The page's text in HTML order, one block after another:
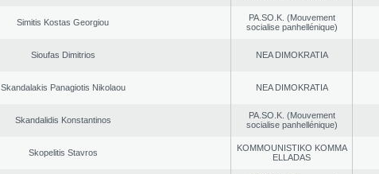
Simitis Kostas Georgiou
PA.SO.K. (Mouvement
socialise panhellénique)
Sioufas Dimitrios NEA DΙMOKRATIA
Skandalakis Panagiotis Nikolaou NEA DΙMOKRATIA
Skandalidis Konstantinos
PA.SO.K. (Mouvement
socialise panhellénique)
Skopelitis Stavros
KOMMOUNISTIKO KOMMA
ELLADAS